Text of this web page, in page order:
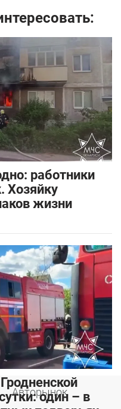
работники
Хозяйку
жизни
один – в
Авторынок